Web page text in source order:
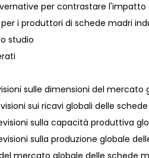
per contrastare l'impatto
per i produttori di schede madri
studio
sulle dimensioni del
sui ricavi globali delle
sulla capacità produttiva
sulla produzione globale
mercato globale delle schede